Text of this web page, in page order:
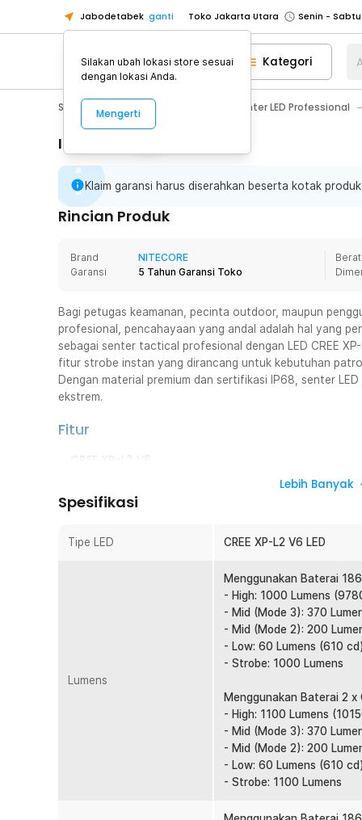
Jabodetabek ganti Toko Jakarta Utara
Toko Tangerang
Toko Cikupa
Pick n Go Jakarta Barat
Senin -
Pick n Go Bekasi
Senin - Jumat
Senin - Jumat
Senin -
Toko Jakarta Barat
Senin -
Senin -
Pick n Go Bekasi
Senin - Jumat
Pick n Go Depok
Senin - Jumat
Kategori
Sport & Outdoor Senter LED Professional
Informasi Penting
Klaim garansi harus diserahkan beserta kotak
Rincian Produk
Brand
NITECORE
Garansi
5 Tahun Garansi Toko
Bagi petugas keamanan, pecinta outdoor, maupun
profesional, pencahayaan yang andal adalah hal yang
sebagai senter tactical profesional dengan LED CREE
fitur strobe instan yang dirancang untuk kebutuhan
Dengan material premium dan sertifikasi IP68, senter
ekstrem.
Fitur
CREE XP-L2 V6
NITECORE P10 V2 menggunakan LED CREE XP-L2
pencahayaan tinggi. Output maksimum mencapai
kebutuhan profesional maupun aktivitas luar ruangan.
Salah satu fitur unggulan NITECORE P10 V2 adalah
ekor. Mode strobe menghasilkan cahaya berkedip
memberikan sinyal darurat maupun membantu
memungkinkan perpindahan ke mode strobe tanpa
berguna dalam kebutuhan tactical dan keamanan.
3 Mode Pengguna Dapat Dipilih
Selain mode strobe, senter LED ini juga memiliki tiga
sesuai kebutuhan. Pada mode harian Anda
strobe, sedangkan mode taktikal menawarkan
cepat di lapangan. Tersedia mode khusus yang
Seluruh mode ini dirancang agar Anda dapat
Lebih Banyak
Spesifikasi
Tipe LED CREE XP-L2 V6 LED
Lumens
Menggunakan Baterai
- High: 1000 Lumens
- Mid (Mode 3): 370
- Mid (Mode 2): 200
- Low: 60 Lumens (610 cd)
- Strobe: 1000 Lumens
Menggunakan Baterai 2 x
- High: 1100 Lumens
- Mid (Mode 3): 370
- Mid (Mode 2): 200
- Low: 60 Lumens (610 cd)
- Strobe: 1100 Lumens
Silakan ubah lokasi store sesuai
dengan lokasi Anda.
Mengerti